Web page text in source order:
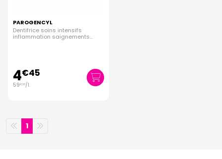
PAROGENCYL
Dentifrice soins intensifs
inflammation saignements
4€45
59€33/l.
1